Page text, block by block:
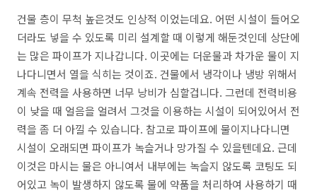
건물 층이 무척 높은것도 인상적 이었는데요. 어떤 시설이 들어오
더라도 넣을 수 있도록 미리 설계할 때 이렇게 해둔것인데 상단에
는 많은 파이프가 지나갑니다. 이곳에는 더운물과 차가운 물이 지
나다니면서 열을 식히는 것이죠. 건물에서 냉각이나 냉방 위해서
계속 전력을 사용하면 너무 낭비가 심할겁니다. 그런데 전력비용
이 낮을 때 얼음을 얼려서 그것을 이용하는 시설이 되어있어서 전
력을 좀 더 아낄 수 있습니다. 참고로 파이프에 물이지나다니면
시설이 오래되면 파이프가 녹슬거나 망가질 수 있을텐데요. 근데
이것은 마시는 물은 아니여서 내부에는 녹슬지 않도록 코팅도 되
어있고 녹이 발생하지 않도록 물에 약품을 처리하여 사용하기 때